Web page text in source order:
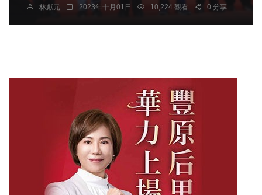
林獻元 2023年十月01日 10,224 觀看 0 分享